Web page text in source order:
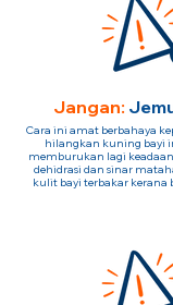
Jangan:
Cara ini amat berbahaya
hilangkan kuning bayi
memburukan lagi
dehidrasi dan sinar
kulit bayi terbakar